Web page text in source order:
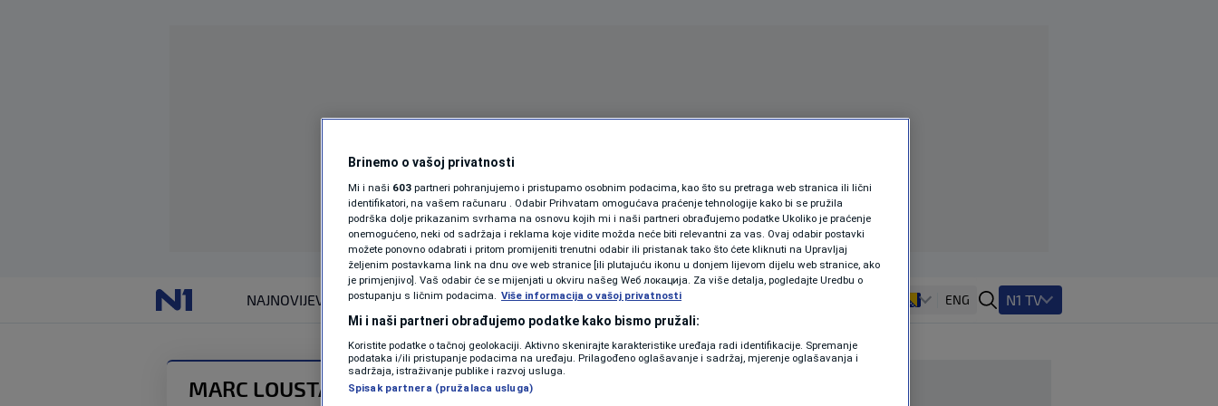
NAJNOVIJEVIJESTI SPORTSVIJET MAGAZIN
ZDRAVLJE
ENG N1 TV
MARC LOUSTAU
Brinemo o vašoj privatnosti
Mi i naši 603 partneri pohranjujemo i pristupamo osobnim podacima, kao što su pretraga web stranica ili lični
identifikatori, na vašem računaru . Odabir Prihvatam omogućava praćenje tehnologije kako bi se pružila
podrška dolje prikazanim svrhama na osnovu kojih mi i naši partneri obrađujemo podatke Ukoliko je praćenje
onemogućeno, neki od sadržaja i reklama koje vidite možda neće biti relevantni za vas. Ovaj odabir postavki
možete ponovno odabrati i pritom promijeniti trenutni odabir ili pristanak tako što ćete kliknuti na Upravljaj
željenim postavkama link na dnu ove web stranice [ili plutajuću ikonu u donjem lijevom dijelu web stranice, ako
je primjenjivo]. Vaš odabir će se mijenjati u okviru našeg Wеб локација. Za više detalja, pogledajte Uredbu o
postupanju s ličnim podacima. Više informacija o vašoj privatnosti
Mi i naši partneri obrađujemo podatke kako bismo pružali:
Koristite podatke o tačnoj geolokaciji. Aktivno skenirajte karakteristike uređaja radi identifikacije. Spremanje
podataka i/ili pristupanje podacima na uređaju. Prilagođeno oglašavanje i sadržaj, mjerenje oglašavanja i
sadržaja, istraživanje publike i razvoj usluga.
Spisak partnera (pružalaca usluga)